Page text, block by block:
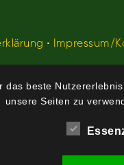
• Impressum/
das beste
unsere Seiten zu